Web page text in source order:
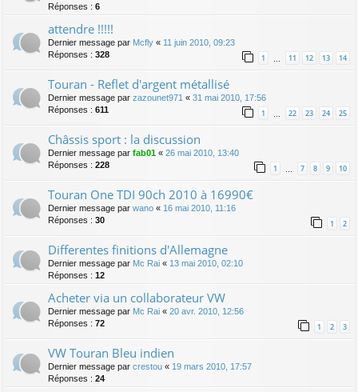
Réponses : 6
attendre !!!!!
Dernier message par Mcfly « 11 juin 2010, 09:23
Réponses : 328 1 … 11 12 13 14
Touran - Reflet d'argent métallisé
Dernier message par zazounet971 « 31 mai 2010, 17:56
Réponses : 611 1 … 22 23 24 25
Châssis sport : la discussion
Dernier message par fab01 « 26 mai 2010, 13:40
Réponses : 228 1 … 7 8 9 10
Touran One TDI 90ch 2010 à 16990€
Dernier message par wano « 16 mai 2010, 11:16
Réponses : 30 1 2
Differentes finitions d'Allemagne
Dernier message par Mc Rai « 13 mai 2010, 02:10
Réponses : 12
Acheter via un collaborateur VW
Dernier message par Mc Rai « 20 avr. 2010, 12:56
Réponses : 72 1 2 3
VW Touran Bleu indien
Dernier message par crestou « 19 mars 2010, 17:57
Réponses : 24